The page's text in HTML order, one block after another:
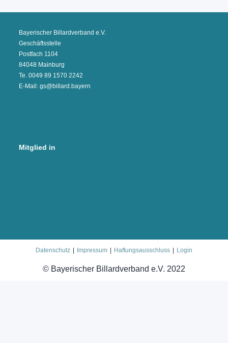
Bayerischer Billardverband e.V.
Geschäftsstelle
Postfach 1104
84048 Mainburg
Te. 0049 89 1570 2242
E-Mail: gs@billard.bayern
Mitglied in
Datenschutz Impressum Haftungsausschluss Login
© Bayerischer Billardverband e.V. 2022